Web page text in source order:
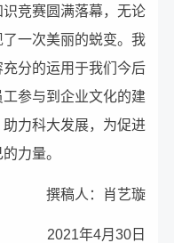
竞赛圆满落幕，无论
一次美丽的蜕变。我
分的运用于我们今后
参与到企业文化的建
力科大发展，为促进
力量。
撰稿人：肖艺璇
2021年4月30日